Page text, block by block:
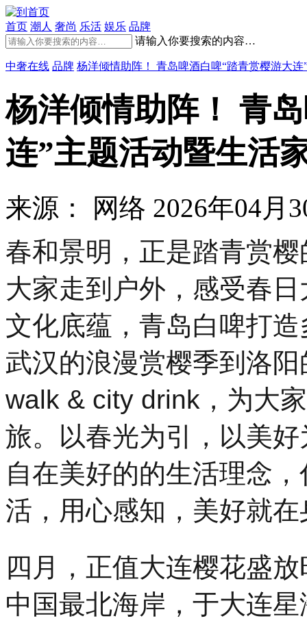
首页 潮人 奢尚 乐活 娱乐 品牌
请输入你要搜索的内容…
中奢在线 品牌 杨洋倾情助阵！ 青岛啤酒白啤“踏青赏樱游大
杨洋倾情助阵！ 青
连”主题活动暨生活
来源： 网络 2026年04月
春和景明，正是踏青赏
大家走到户外，感受春
文化底蕴，青岛白啤打
武汉的浪漫赏樱季到洛
walk & city drink，为大
旅。以春光为引，以美
自在美好的的生活理念
活，用心感知，美好就在
四月，正值大连樱花盛
中国最北海岸，于大连